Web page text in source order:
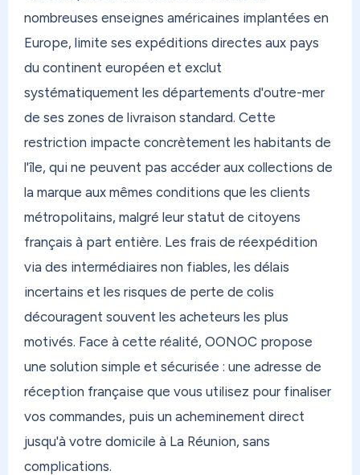
regroupe vos achats, et on vous les envoie
directement où que vous soyez. Aux Antilles, en
Polynésie, au Canada, au Maroc, partout. Dès
12,40€ (frais de port, hors frais de traitement),
avec des options express et économiques selon
Et si vous avez des colis qui s'accumulent chez un
proche — famille, ami — qui n'a ni le temps ni
l'envie de faire la queue en bureau de poste ?
dépose simplement dans un Mondial Relay, sans
avancer un centime. Et si vous résidez dans les
DOM, vous recevez votre colis sans taxe. Simple,
rapide, sans déranger personne.
selon vos besoins. Besoin d'une réexpédition
prioritaire avec indemnisation en cas de casse ou
de perte ? Activez Secure Plus. Prévisualisez vos
colis avant le départ avec My Preview pour
expédier en toute sérénité. Et réglez vos droits
nombreuses enseignes américaines implantées en
Europe, limite ses expéditions directes aux pays
du continent européen et exclut
systématiquement les départements d'outre-mer
de ses zones de livraison standard. Cette
restriction impacte concrètement les habitants de
l'île, qui ne peuvent pas accéder aux collections de
la marque aux mêmes conditions que les clients
métropolitains, malgré leur statut de citoyens
français à part entière. Les frais de réexpédition
via des intermédiaires non fiables, les délais
incertains et les risques de perte de colis
découragent souvent les acheteurs les plus
motivés. Face à cette réalité, OONOC propose
une solution simple et sécurisée : une adresse de
réception française que vous utilisez pour finaliser
vos commandes, puis un acheminement direct
jusqu'à votre domicile à La Réunion, sans
complications.